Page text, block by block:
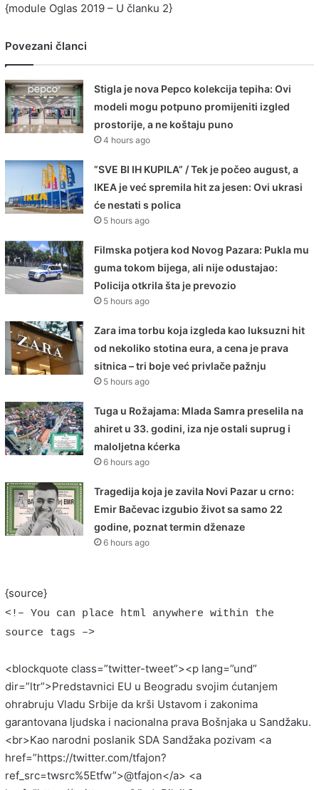
{module Oglas 2019 – U članku 2}
Povezani članci
Stigla je nova Pepco kolekcija tepiha: Ovi
modeli mogu potpuno promijeniti izgled
prostorije, a ne koštaju puno
4 hours ago
”SVE BI IH KUPILA” / Tek je počeo august, a
IKEA je već spremila hit za jesen: Ovi ukrasi
će nestati s polica
5 hours ago
Filmska potjera kod Novog Pazara: Pukla mu
guma tokom bijega, ali nije odustajao:
Policija otkrila šta je prevozio
5 hours ago
Zara ima torbu koja izgleda kao luksuzni hit
od nekoliko stotina eura, a cena je prava
sitnica – tri boje već privlače pažnju
5 hours ago
Tuga u Rožajama: Mlada Samra preselila na
ahiret u 33. godini, iza nje ostali suprug i
maloljetna kćerka
6 hours ago
Tragedija koja je zavila Novi Pazar u crno:
Emir Bačevac izgubio život sa samo 22
godine, poznat termin dženaze
6 hours ago
{source}
<!– You can place html anywhere within the
source tags –>
<blockquote class=”twitter-tweet”><p lang=”und”
dir=”ltr”>Predstavnici EU u Beogradu svojim ćutanjem
ohrabruju Vladu Srbije da krši Ustavom i zakonima
garantovana ljudska i nacionalna prava Bošnjaka u Sandžaku.
<br>Kao narodni poslanik SDA Sandžaka pozivam <a
href=”https://twitter.com/tfajon?
ref_src=twsrc%5Etfw”>@tfajon</a> <a